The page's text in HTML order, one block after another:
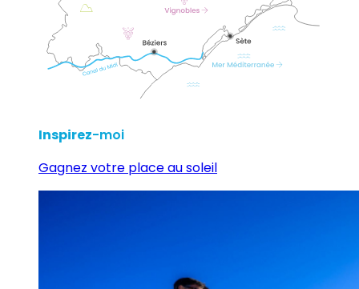
Inspirez-moi
Gagnez votre place au soleil